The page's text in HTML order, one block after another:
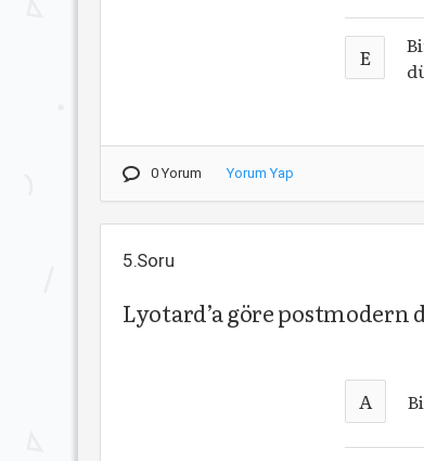
E
0 Yorum Yorum Yap
5.Soru
Lyotard’a göre
A